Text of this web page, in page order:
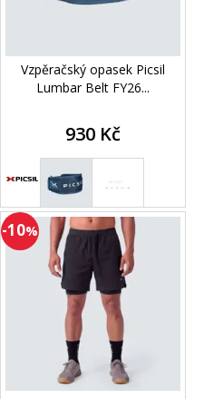
Vzpěračský opasek Picsil
Lumbar Belt FY26...
930 Kč
-10%